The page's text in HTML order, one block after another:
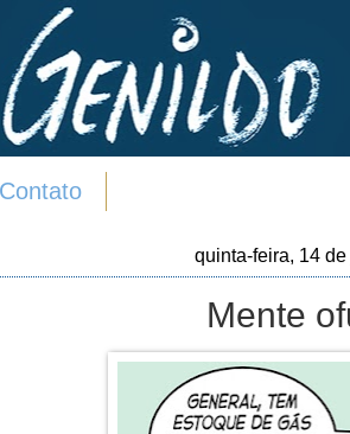
Contato
quinta-feira, 14
Mente